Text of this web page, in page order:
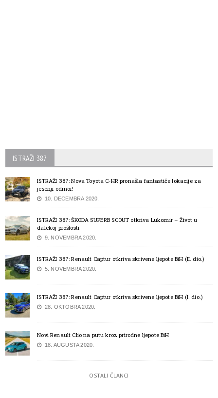
ISTRAŽI 387
ISTRAŽI 387: Nova Toyota C-HR pronašla fantastiče lokacije za
jesenji odmor!
10. DECEMBRA 2020.
ISTRAŽI 387: ŠKODA SUPERB SCOUT otkriva Lukomir – Život u
dalekoj prošlosti
9. NOVEMBRA 2020.
ISTRAŽI 387: Renault Captur otkriva skrivene ljepote BiH (II. dio.)
5. NOVEMBRA 2020.
ISTRAŽI 387: Renault Captur otkriva skrivene ljepote BiH (I. dio.)
28. OKTOBRA 2020.
Novi Renault Clio na putu kroz prirodne ljepote BiH
18. AUGUSTA 2020.
OSTALI ČLANCI